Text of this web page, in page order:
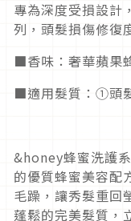
專為深度受損設計
列，頭髮損傷修復
■香味：奢華蘋果
■適用髮質：①頭
&honey蜂蜜洗護
的優質蜂蜜美容配
毛躁，讓秀髮重回
蓬鬆的完美髮質，